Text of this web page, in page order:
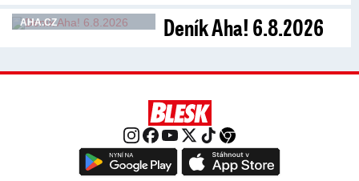
AHA.CZ Deník Aha! 6.8.2026